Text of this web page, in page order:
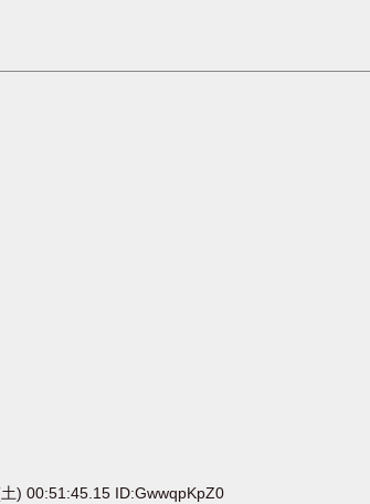
) 00:51:45.15 ID:GwwqpKpZ0